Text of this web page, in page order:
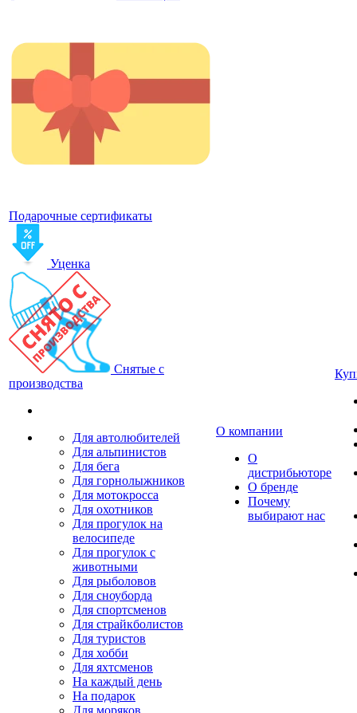
Подарочные сертификаты
Уценка
Снятые с
производства
Для автолюбителей
Для альпинистов
Для бега
Для горнолыжников
Для мотокросса
Для охотников
Для прогулок на
велосипеде
Для прогулок с
животными
Для рыболовов
Для сноуборда
Для спортсменов
Для страйкболистов
Для туристов
Для хобби
Для яхтсменов
На каждый день
На подарок
Для моряков
О компании
О
дистрибьюторе
О бренде
Почему
выбирают нас